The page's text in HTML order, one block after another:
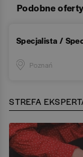
Podobne oferty
Specjalista /
Poznań
STREFA